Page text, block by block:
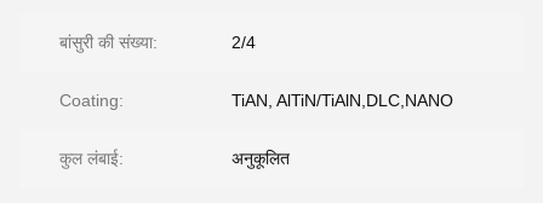
बांसुरी की संख्या: 2/4
Coating: TiAN, AlTiN/TiAlN,DLC,NANO
कुल लंबाई: अनुकूलित